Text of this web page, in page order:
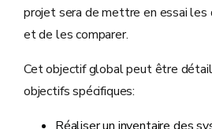
projet sera de mettre en essai
et de les comparer.
Cet objectif global peut être
objectifs spécifiques: